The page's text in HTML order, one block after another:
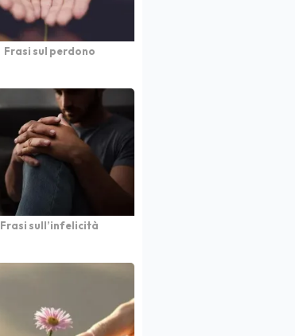
Frasi sul perdono
Frasi sull’infelicità